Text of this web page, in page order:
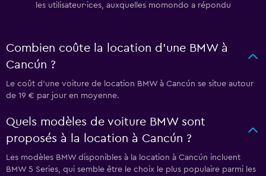
les utilisateur·ices, auxquelles momondo a répondu
Combien coûte la location d'une BMW à
Cancún ?
Le coût d'une voiture de location BMW à Cancún se situe autour
de 19 € par jour en moyenne.
Quels modèles de voiture BMW sont
proposés à la location à Cancún ?
Les modèles BMW disponibles à la location à Cancún incluent
BMW 5 Series, qui semble être le choix le plus populaire parmi les